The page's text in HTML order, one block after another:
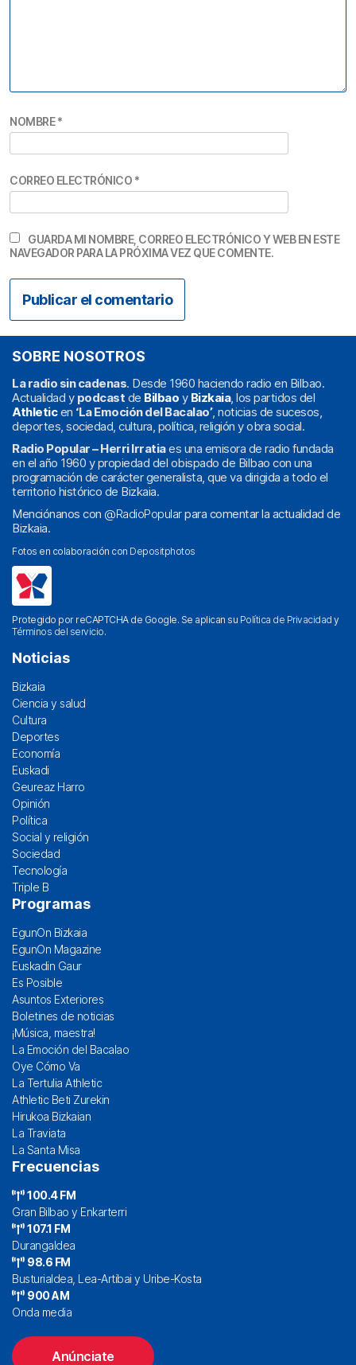
NOMBRE*
CORREO ELECTRÓNICO *
GUARDA MI NOMBRE, CORREO ELECTRÓNICO Y WEB EN ESTE
NAVEGADOR PARA LA PRÓXIMA VEZ QUE COMENTE.
SOBRE NOSOTROS
La radio sin cadenas. Desde 1960 haciendo radio en Bilbao.
Actualidad y podcast de Bilbao y Bizkaia, los partidos del
Athleticen ‘La Emoción del Bacalao’, noticias de sucesos,
deportes, sociedad, cultura, política, religión y obra social.
Radio Popular – Herri Irratiaes una emisora de radio fundada
en el año 1960 y propiedad del obispado de Bilbao con una
programación de carácter generalista, que va dirigida a todo el
territorio histórico de Bizkaia.
Menciónanos con @RadioPopularpara comentar la actualidad de
Bizkaia.
Fotos en colaboración con Depositphotos
Protegido por reCAPTCHA de Google. Se aplican su Política de Privacidad y
Términos del servicio.
Noticias
Bizkaia
Ciencia y salud
Cultura
Deportes
Economía
Euskadi
Geureaz Harro
Opinión
Política
Social y religión
Sociedad
Tecnología
Triple B
Programas
EgunOn Bizkaia
EgunOn Magazine
Euskadin Gaur
Es Posible
Asuntos Exteriores
Boletines de noticias
¡Música, maestra!
La Emoción del Bacalao
Oye Cómo Va
La Tertulia Athletic
Athletic Beti Zurekin
Hirukoa Bizkaian
La Traviata
La Santa Misa
Frecuencias
100.4 FM
Gran Bilbao y Enkarterri
107.1 FM
Durangaldea
98.6 FM
Busturialdea, Lea-Artibai y Uribe-Kosta
900 AM
Onda media
Anúnciate